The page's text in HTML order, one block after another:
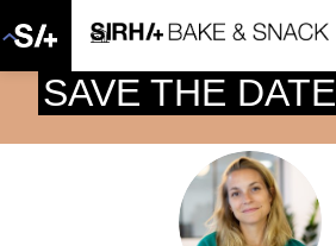
CC
SAVE THE DATE